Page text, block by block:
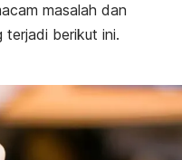
masalah dan
terjadi berikut ini.